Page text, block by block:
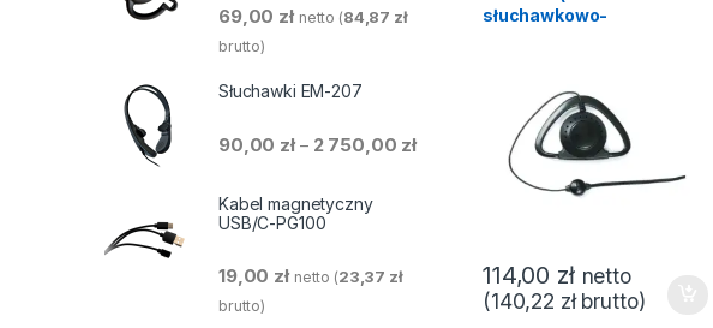
słuchawkowo-
114,00 zł netto
(140,22 złbrutto)
69,00 zł netto (84,87 zł
brutto)
Słuchawki EM-207
90,00 zł – 2 750,00 złZakres cen: od 90,00 zł do 2 750,00 zł
Kabel magnetyczny
USB/C-PG100
19,00 zł netto (23,37 zł
brutto)